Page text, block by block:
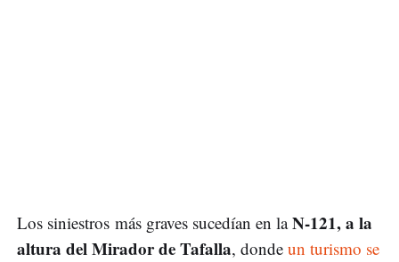
Los siniestros más graves sucedían en laN-121, a la
altura del Mirador de Tafalla, donde un turismo se